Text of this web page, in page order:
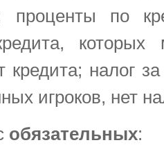
проценты по
кредита; налог
игроков, нет
обязательных: